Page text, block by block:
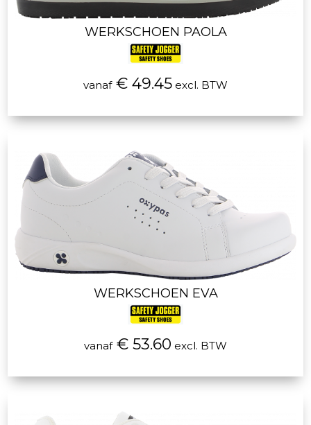
WERKSCHOEN PAOLA
vanaf€ 49.45 excl. BTW
WERKSCHOEN EVA
vanaf€ 53.60 excl. BTW